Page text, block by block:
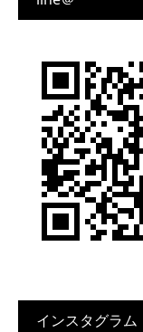
インスタグラム